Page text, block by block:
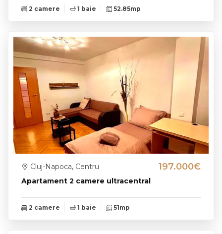
2 camere 1 baie 52.85mp
Apartament 2 camere ultracentral
Cluj-Napoca, Centru 197.000€
2 camere 1 baie 51mp